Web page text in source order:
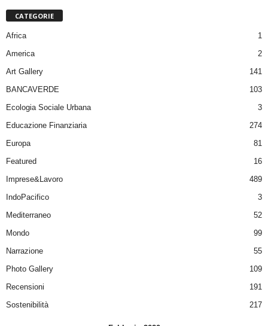
CATEGORIE
Africa
1
America
2
Art Gallery
141
BANCAVERDE
103
Ecologia Sociale Urbana
3
Educazione Finanziaria
274
Europa
81
Featured
16
Imprese&Lavoro
489
IndoPacifico
3
Mediterraneo
52
Mondo
99
Narrazione
55
Photo Gallery
109
Recensioni
191
Sostenibilità
217